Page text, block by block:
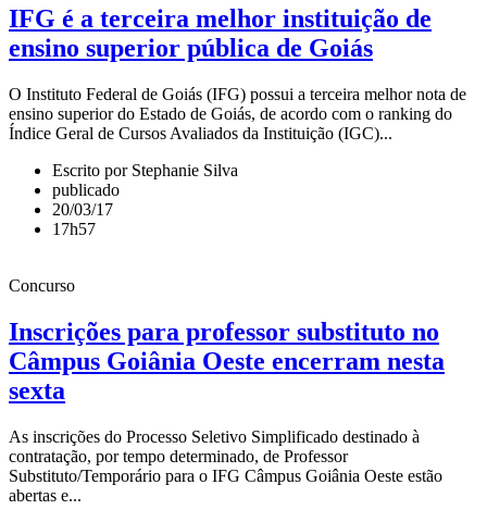
IFG é a terceira melhor instituição de
ensino superior pública de Goiás
O Instituto Federal de Goiás (IFG) possui a terceira melhor nota de
ensino superior do Estado de Goiás, de acordo com o ranking do
Índice Geral de Cursos Avaliados da Instituição (IGC)...
Escrito por Stephanie Silva
publicado
20/03/17
17h57
Concurso
Inscrições para professor substituto no
Câmpus Goiânia Oeste encerram nesta
sexta
As inscrições do Processo Seletivo Simplificado destinado à
contratação, por tempo determinado, de Professor
Substituto/Temporário para o IFG Câmpus Goiânia Oeste estão
abertas e...